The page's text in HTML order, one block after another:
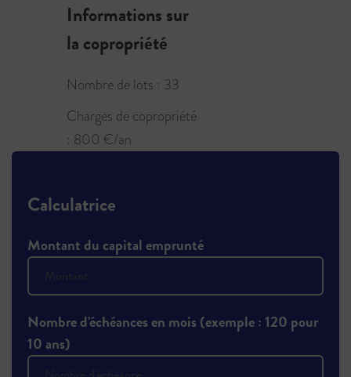
Informations sur
la copropriété
Nombre de lots : 33
Charges de copropriété
: 800 €/an
Calculatrice
Montant du capital emprunté
Nombre d'échéances en mois (exemple : 120 pour
10 ans)